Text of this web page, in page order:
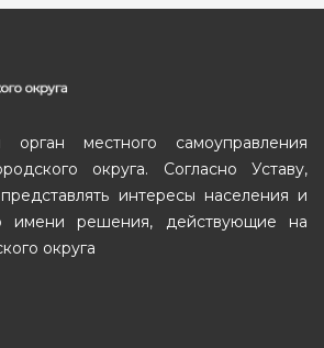
орган местного самоуправления
округа. Согласно Уставу,
интересы населения и
имени решения, действующие на
округа